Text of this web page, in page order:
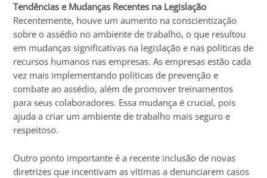
Tendências e Mudanças Recentes na Legislação
Recentemente, houve um aumento na conscientização
sobre o assédio no ambiente de trabalho, o que resultou
em mudanças significativas na legislação e nas políticas de
recursos humanos nas empresas. As empresas estão cada
vez mais implementando políticas de prevenção e
combate ao assédio, além de promover treinamentos
para seus colaboradores. Essa mudança é crucial, pois
ajuda a criar um ambiente de trabalho mais seguro e
respeitoso.
Outro ponto importante é a recente inclusão de novas
diretrizes que incentivam as vítimas a denunciarem casos